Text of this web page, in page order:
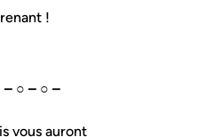
!
– ○ – ○ –
vous auront